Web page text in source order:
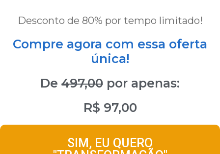
Desconto de 80% por tempo limitado!
Compre agora com essa oferta
única!
De 497,00 por apenas:
R$ 97,00
SIM, EU QUERO